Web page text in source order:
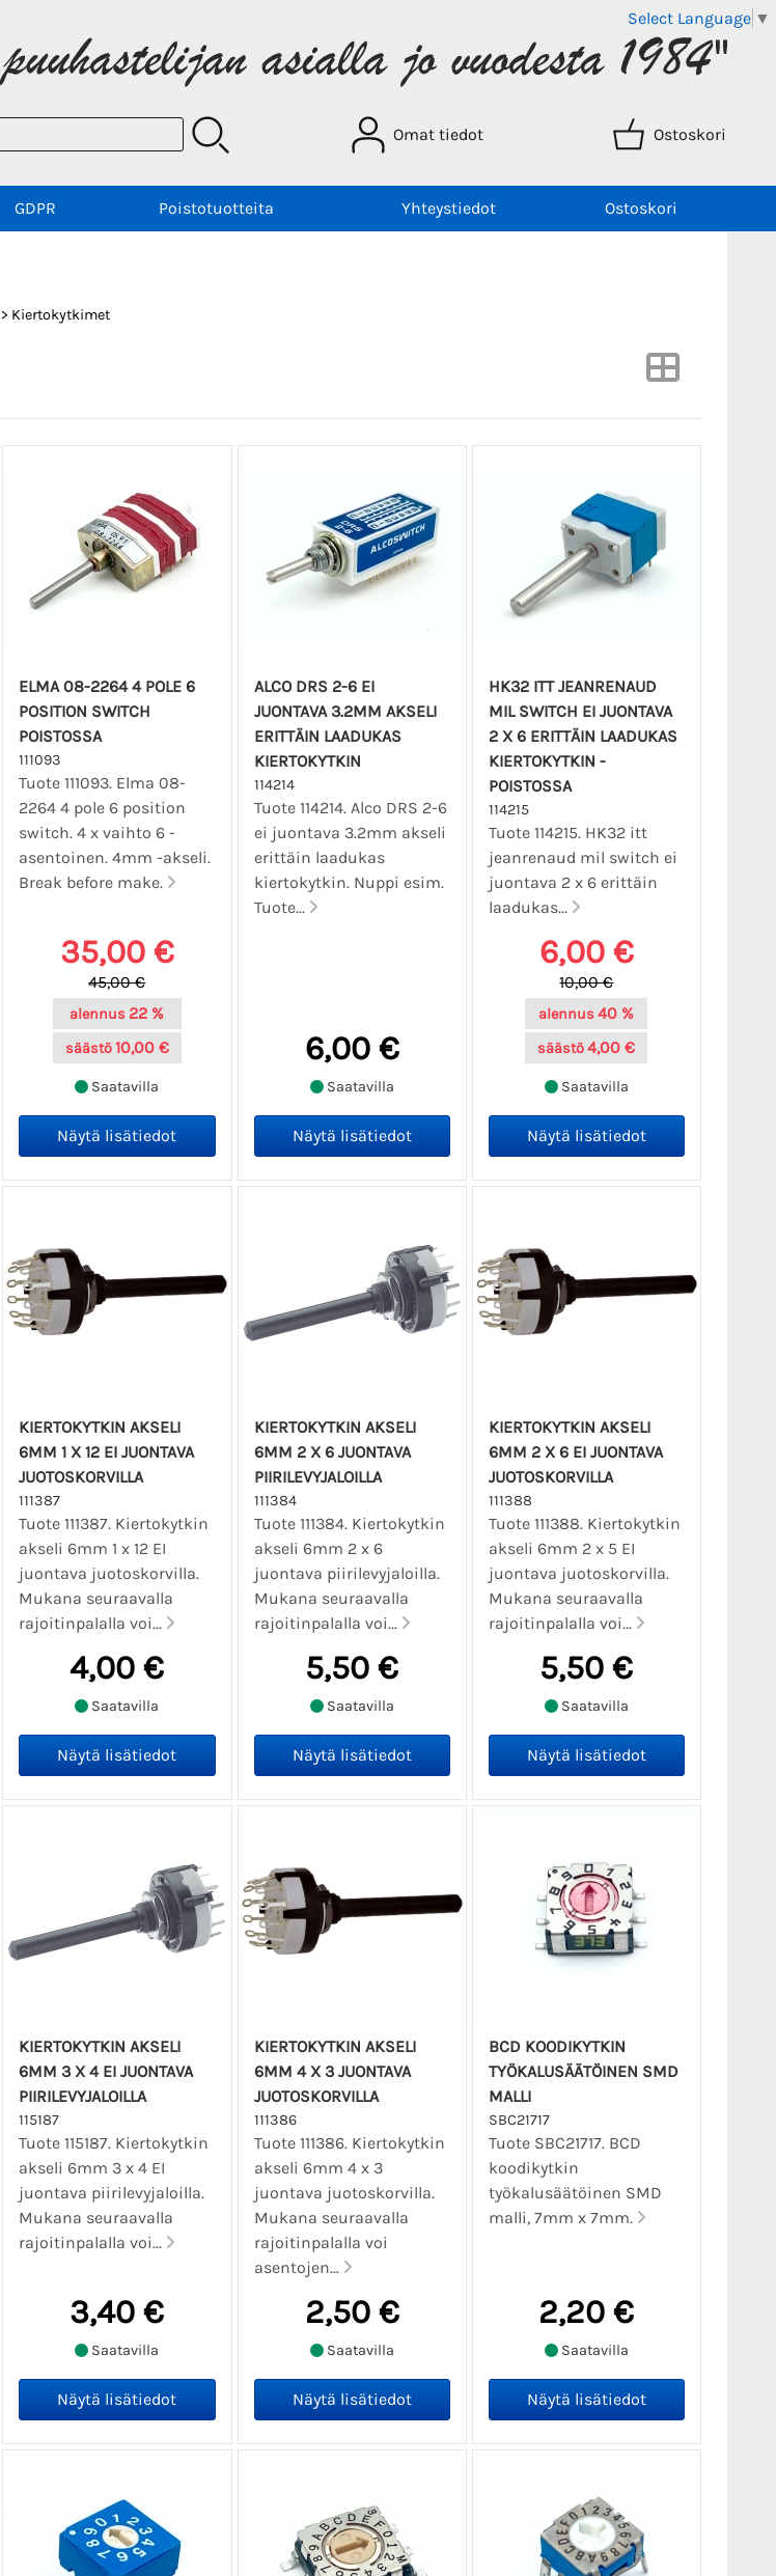
Select Language ▼
Omat tiedot Ostoskori
GDPR Poistotuotteita Yhteystiedot Ostoskori
> Kiertokytkimet
ELMA 08-2264 4 POLE 6
POSITION SWITCH
POISTOSSA
111093
Tuote 111093. Elma 08-
2264 4 pole 6 position
switch. 4 x vaihto 6 -
asentoinen. 4mm -akseli.
Break before make.
35,00 €
45,00 €
alennus 22 %
säästö10,00 €
Saatavilla
ALCO DRS 2-6 EI
JUONTAVA 3.2MM AKSELI
ERITTÄIN LAADUKAS
KIERTOKYTKIN
114214
Tuote 114214. Alco DRS 2-6
ei juontava 3.2mm akseli
erittäin laadukas
kiertokytkin. Nuppi esim.
Tuote...
6,00 €
Saatavilla
HK32 ITT JEANRENAUD
MIL SWITCH EI JUONTAVA
2 X 6 ERITTÄIN LAADUKAS
KIERTOKYTKIN -
POISTOSSA
114215
Tuote 114215. HK32 itt
jeanrenaud mil switch ei
juontava 2 x 6 erittäin
laadukas...
6,00 €
10,00 €
alennus40 %
säästö4,00 €
Saatavilla
KIERTOKYTKIN AKSELI
6MM 1 X 12 EI JUONTAVA
JUOTOSKORVILLA
111387
Tuote 111387. Kiertokytkin
akseli 6mm 1 x 12 EI
juontava juotoskorvilla.
Mukana seuraavalla
rajoitinpalalla voi...
4,00 €
Saatavilla
KIERTOKYTKIN AKSELI
6MM 2 X 6 JUONTAVA
PIIRILEVYJALOILLA
111384
Tuote 111384. Kiertokytkin
akseli 6mm 2 x 6
juontava piirilevyjaloilla.
Mukana seuraavalla
rajoitinpalalla voi...
5,50 €
Saatavilla
KIERTOKYTKIN AKSELI
6MM 2 X 6 EI JUONTAVA
JUOTOSKORVILLA
111388
Tuote 111388. Kiertokytkin
akseli 6mm 2 x 5 EI
juontava juotoskorvilla.
Mukana seuraavalla
rajoitinpalalla voi...
5,50 €
Saatavilla
KIERTOKYTKIN AKSELI
6MM 3 X 4 EI JUONTAVA
PIIRILEVYJALOILLA
115187
Tuote 115187. Kiertokytkin
akseli 6mm 3 x 4 EI
juontava piirilevyjaloilla.
Mukana seuraavalla
rajoitinpalalla voi...
3,40 €
Saatavilla
KIERTOKYTKIN AKSELI
6MM 4 X 3 JUONTAVA
JUOTOSKORVILLA
111386
Tuote 111386. Kiertokytkin
akseli 6mm 4 x 3
juontava juotoskorvilla.
Mukana seuraavalla
rajoitinpalalla voi
asentojen...
2,50 €
Saatavilla
BCD KOODIKYTKIN
TYÖKALUSÄÄTÖINEN SMD
MALLI
SBC21717
Tuote SBC21717. BCD
koodikytkin
työkalusäätöinen SMD
malli, 7mm x 7mm.
2,20 €
Saatavilla